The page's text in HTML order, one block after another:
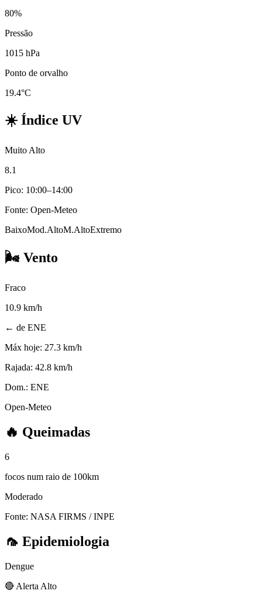
80%
Pressão
1015 hPa
Ponto de orvalho
19.4°C
☀️ Índice UV
Muito Alto
8.1
Pico: 10:00–14:00
Fonte: Open-Meteo
BaixoMod.AltoM.AltoExtremo
🌬️ Vento
Fraco
10.9 km/h
← de ENE
Máx hoje: 27.3 km/h
Rajada: 42.8 km/h
Dom.: ENE
Open-Meteo
🔥 Queimadas
6
focos num raio de 100km
Moderado
Fonte: NASA FIRMS / INPE
🦟 Epidemiologia
Dengue
🔴 Alerta Alto